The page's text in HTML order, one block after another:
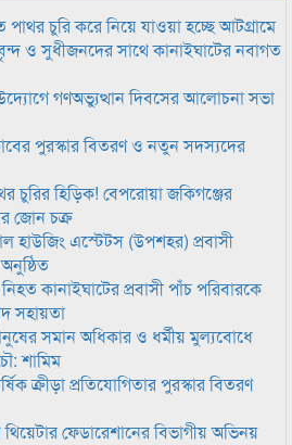
চুরি করে নিয়ে যাওয়া হচ্ছে আটগ্রামে
ও সুধীজনদের সাথে কানাইঘাটের নবাগত
গণঅভ্যুত্থান দিবসের আলোচনা সভা
পুরস্কার বিতরণ ও নতুন সদস্যদের
চুরির হিড়িক! বেপরোয়া জকিগঞ্জের
জোন চক্র
হাউজিং এস্টেটস (উপশহর) প্রবাসী
কানাইঘাটের প্রবাসী পাঁচ পরিবারকে
সহায়তা
সমান অধিকার ও ধর্মীয় মুল্যবোধে
শামিম
ক্রীড়া প্রতিযোগিতার পুরস্কার বিতরণ
ফেডারেশানের বিভাগীয় অভিনয়